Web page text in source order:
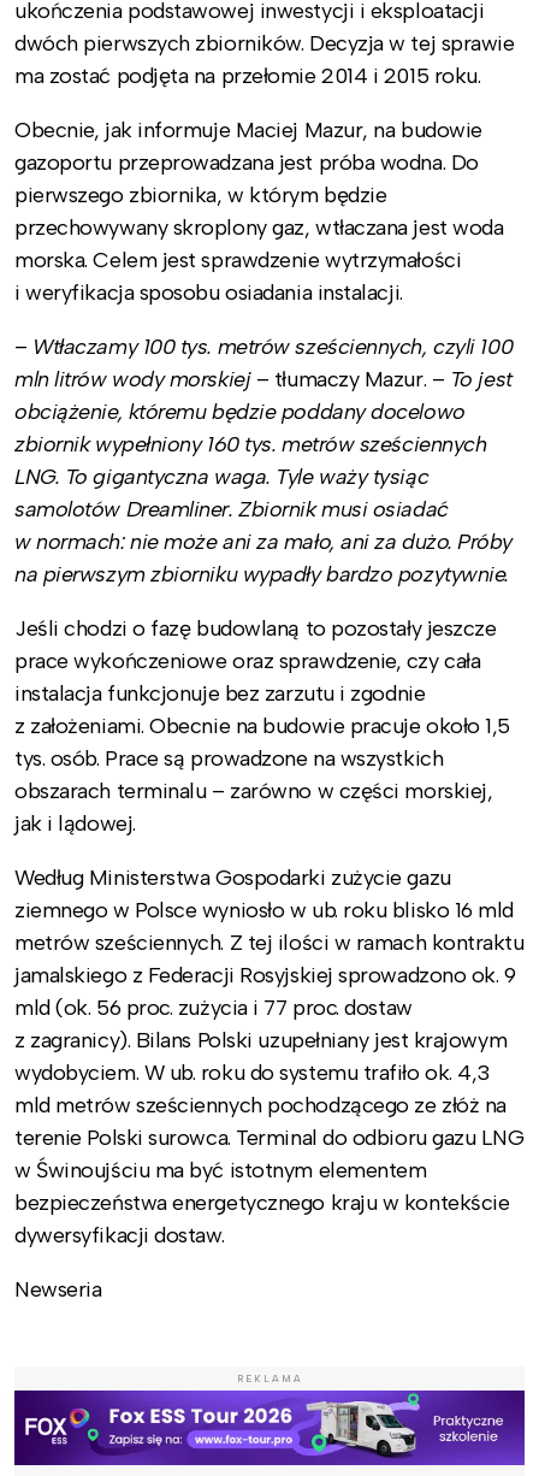
ukończenia podstawowej inwestycji i eksploatacji
dwóch pierwszych zbiorników. Decyzja w tej sprawie
ma zostać podjęta na przełomie 2014 i 2015 roku.
Obecnie, jak informuje Maciej Mazur, na budowie
gazoportu przeprowadzana jest próba wodna. Do
pierwszego zbiornika, w którym będzie
przechowywany skroplony gaz, wtłaczana jest woda
morska. Celem jest sprawdzenie wytrzymałości
i weryfikacja sposobu osiadania instalacji.
– Wtłaczamy 100 tys. metrów sześciennych, czyli 100
mln litrów wody morskiej – tłumaczy Mazur. – To jest
obciążenie, któremu będzie poddany docelowo
zbiornik wypełniony 160 tys. metrów sześciennych
LNG. To gigantyczna waga. Tyle waży tysiąc
samolotów Dreamliner. Zbiornik musi osiadać
w normach: nie może ani za mało, ani za dużo. Próby
na pierwszym zbiorniku wypadły bardzo pozytywnie.
Jeśli chodzi o fazę budowlaną to pozostały jeszcze
prace wykończeniowe oraz sprawdzenie, czy cała
instalacja funkcjonuje bez zarzutu i zgodnie
z założeniami. Obecnie na budowie pracuje około 1,5
tys. osób. Prace są prowadzone na wszystkich
obszarach terminalu – zarówno w części morskiej,
jak i lądowej.
Według Ministerstwa Gospodarki zużycie gazu
ziemnego w Polsce wyniosło w ub. roku blisko 16 mld
metrów sześciennych. Z tej ilości w ramach kontraktu
jamalskiego z Federacji Rosyjskiej sprowadzono ok. 9
mld (ok. 56 proc. zużycia i 77 proc. dostaw
z zagranicy). Bilans Polski uzupełniany jest krajowym
wydobyciem. W ub. roku do systemu trafiło ok. 4,3
mld metrów sześciennych pochodzącego ze złóż na
terenie Polski surowca. Terminal do odbioru gazu LNG
w Świnoujściu ma być istotnym elementem
bezpieczeństwa energetycznego kraju w kontekście
dywersyfikacji dostaw.
Newseria
REKLAMA